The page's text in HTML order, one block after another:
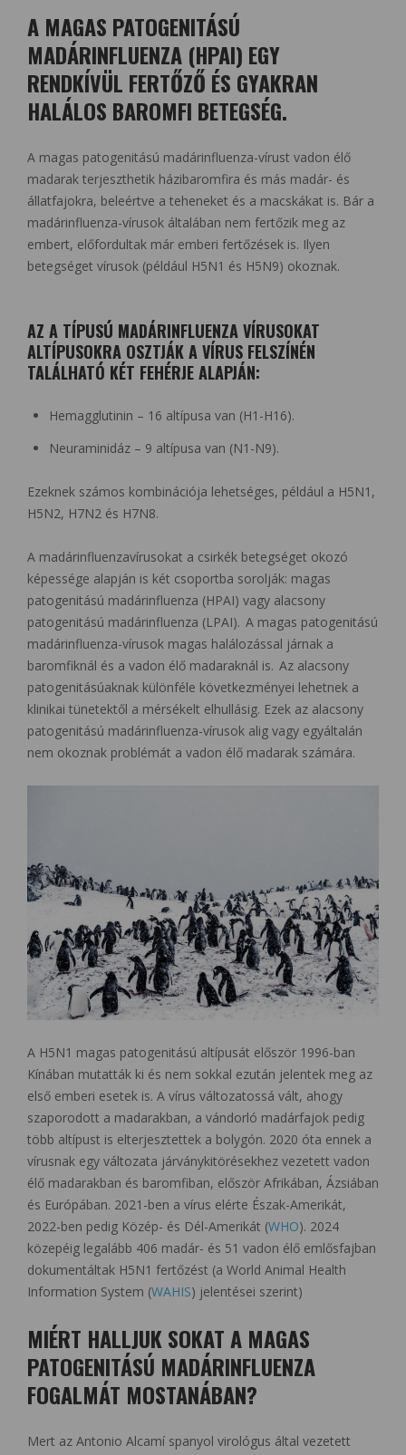
A MAGAS PATOGENITÁSÚ
MADÁRINFLUENZA (HPAI) EGY
RENDKÍVÜL FERTŐZŐ ÉS GYAKRAN
HALÁLOS BAROMFI BETEGSÉG.
A magas patogenitású madárinfluenza-vírust vadon élő
madarak terjeszthetik házibaromfira és más madár- és
állatfajokra, beleértve a teheneket és a macskákat is. Bár a
madárinfluenza-vírusok általában nem fertőzik meg az
embert, előfordultak már emberi fertőzések is. Ilyen
betegséget vírusok (például H5N1 és H5N9) okoznak.
AZ A TÍPUSÚ MADÁRINFLUENZA VÍRUSOKAT
ALTÍPUSOKRA OSZTJÁK A VÍRUS FELSZÍNÉN
TALÁLHATÓ KÉT FEHÉRJE ALAPJÁN:
Hemagglutinin – 16 altípusa van (H1-H16).
Neuraminidáz – 9 altípusa van (N1-N9).
Ezeknek számos kombinációja lehetséges, például a H5N1,
H5N2, H7N2 és H7N8.
A madárinfluenzavírusokat a csirkék betegséget okozó
képessége alapján is két csoportba sorolják: magas
patogenitású madárinfluenza (HPAI) vagy alacsony
patogenitású madárinfluenza (LPAI). A magas patogenitású
madárinfluenza-vírusok magas halálozással járnak a
baromfiknál és a vadon élő madaraknál is. Az alacsony
patogenitásúaknak különféle következményei lehetnek a
klinikai tünetektől a mérsékelt elhullásig. Ezek az alacsony
patogenitású madárinfluenza-vírusok alig vagy egyáltalán
nem okoznak problémát a vadon élő madarak számára.
A H5N1 magas patogenitású altípusát először 1996-ban
Kínában mutatták ki és nem sokkal ezután jelentek meg az
első emberi esetek is. A vírus változatossá vált, ahogy
szaporodott a madarakban, a vándorló madárfajok pedig
több altípust is elterjesztettek a bolygón. 2020 óta ennek a
vírusnak egy változata járványkitörésekhez vezetett vadon
élő madarakban és baromfiban, először Afrikában, Ázsiában
és Európában. 2021-ben a vírus elérte Észak-Amerikát,
2022-ben pedig Közép- és Dél-Amerikát (WHO). 2024
közepéig legalább 406 madár- és 51 vadon élő emlősfajban
dokumentáltak H5N1 fertőzést (a World Animal Health
Information System (WAHIS) jelentései szerint)
MIÉRT HALLJUK SOKAT A MAGAS
PATOGENITÁSÚ MADÁRINFLUENZA
FOGALMÁT MOSTANÁBAN?
Mert az Antonio Alcamí spanyol virológus által vezetett